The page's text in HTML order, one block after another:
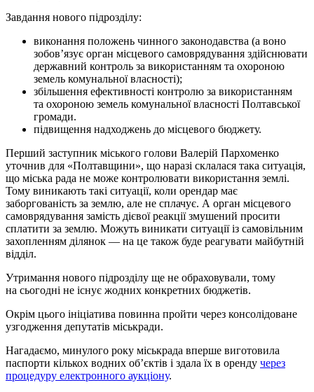
Завдання нового підрозділу:
виконання положень чинного законодавства (а воно
зобов’язує орган місцевого самоврядування здійснювати
державний контроль за використанням та охороною
земель комунальної власності);
збільшення ефективності контролю за використанням
та охороною земель комунальної власності Полтавської
громади.
підвищення надходжень до місцевого бюджету.
Перший заступник міського голови Валерій Пархоменко
уточнив для «Полтавщини», що наразі склалася така ситуація,
що міська рада не може контролювати використання землі.
Тому виникають такі ситуації, коли орендар має
заборгованість за землю, але не сплачує. А орган місцевого
самоврядування замість дієвої реакції змушений просити
сплатити за землю. Можуть виникати ситуації із самовільним
захопленням ділянок — на це також буде реагувати майбутній
відділ.
Утримання нового підрозділу ще не обраховували, тому
на сьогодні не існує жодних конкретних бюджетів.
Окрім цього ініціатива повинна пройти через консолідоване
узгодження депутатів міськради.
Нагадаємо, минулого року міськрада вперше виготовила
паспорти кількох водних об’єктів і здала їх в оренду через
процедуру електронного аукціону.